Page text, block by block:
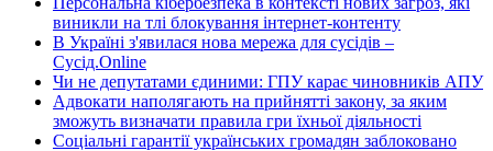
виникли на тлі блокування інтернет-контенту
В Україні з'явилася нова мережа для сусідів –
Сусід.Online
Чи не депутатами єдиними: ГПУ карає чиновників АПУ
Адвокати наполягають на прийнятті закону, за яким
зможуть визначати правила гри їхньої діяльності
Соціальні гарантії українських громадян заблоковано